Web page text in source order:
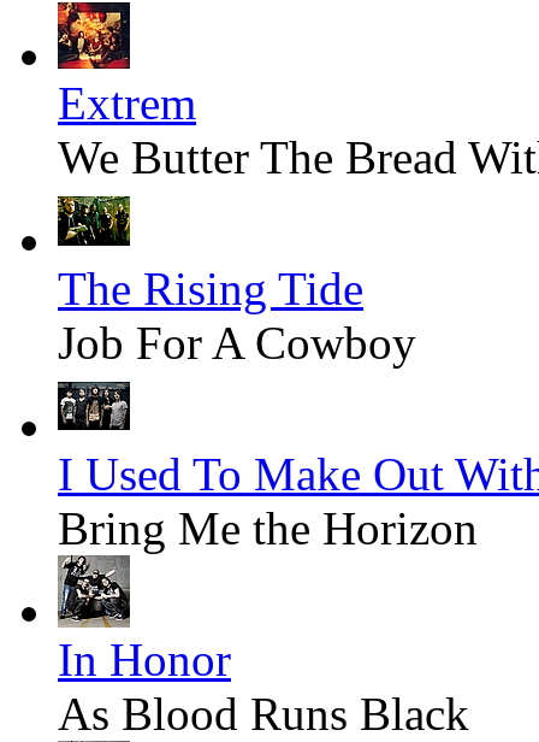
Extrem
We Butter The Bread
The Rising Tide
Job For A Cowboy
I Used To Make Out
Bring Me the Horizon
In Honor
As Blood Runs Black